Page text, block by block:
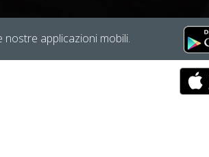
nostre applicazioni mobili.